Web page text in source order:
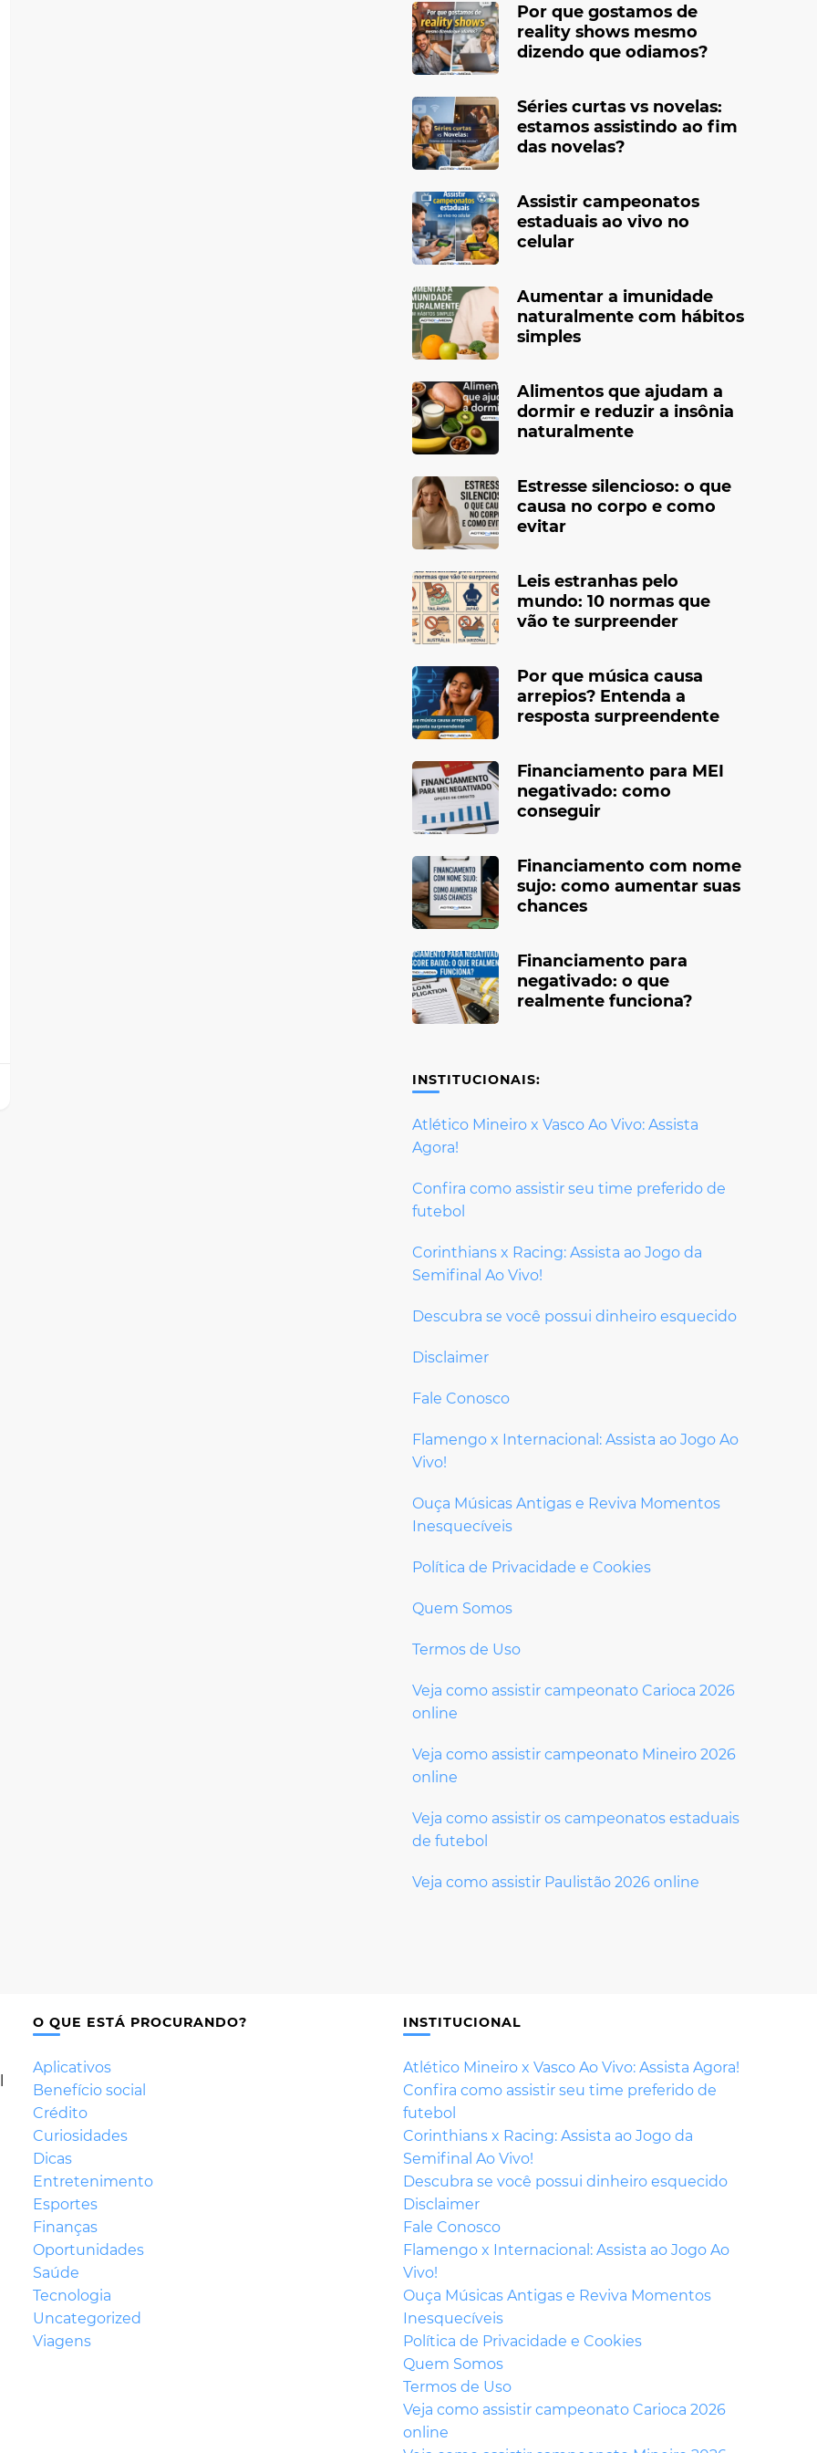
Por que gostamos de
reality shows mesmo
dizendo que odiamos?
Séries curtas vs novelas:
estamos assistindo ao fim
das novelas?
Assistir campeonatos
estaduais ao vivo no
celular
Aumentar a imunidade
naturalmente com hábitos
simples
Alimentos que ajudam a
dormir e reduzir a insônia
naturalmente
Estresse silencioso: o que
causa no corpo e como
evitar
Leis estranhas pelo
mundo: 10 normas que
vão te surpreender
Por que música causa
arrepios? Entenda a
resposta surpreendente
Financiamento para MEI
negativado: como
conseguir
Financiamento com nome
sujo: como aumentar suas
chances
Financiamento para
negativado: o que
realmente funciona?
INSTITUCIONAIS:
Atlético Mineiro x Vasco Ao Vivo: Assista
Agora!
Confira como assistir seu time preferido de
futebol
Corinthians x Racing: Assista ao Jogo da
Semifinal Ao Vivo!
Descubra se você possui dinheiro esquecido
Disclaimer
Fale Conosco
Flamengo x Internacional: Assista ao Jogo Ao
Vivo!
Ouça Músicas Antigas e Reviva Momentos
Inesquecíveis
Política de Privacidade e Cookies
Quem Somos
Termos de Uso
Veja como assistir campeonato Carioca 2026
online
Veja como assistir campeonato Mineiro 2026
online
Veja como assistir os campeonatos estaduais
de futebol
Veja como assistir Paulistão 2026 online
O QUE ESTÁ PROCURANDO?
Aplicativos
Benefício social
Crédito
Curiosidades
Dicas
Entretenimento
Esportes
Finanças
Oportunidades
Saúde
Tecnologia
Uncategorized
Viagens
INSTITUCIONAL
Atlético Mineiro x Vasco Ao Vivo: Assista Agora!
Confira como assistir seu time preferido de
futebol
Corinthians x Racing: Assista ao Jogo da
Semifinal Ao Vivo!
Descubra se você possui dinheiro esquecido
Disclaimer
Fale Conosco
Flamengo x Internacional: Assista ao Jogo Ao
Vivo!
Ouça Músicas Antigas e Reviva Momentos
Inesquecíveis
Política de Privacidade e Cookies
Quem Somos
Termos de Uso
Veja como assistir campeonato Carioca 2026
online